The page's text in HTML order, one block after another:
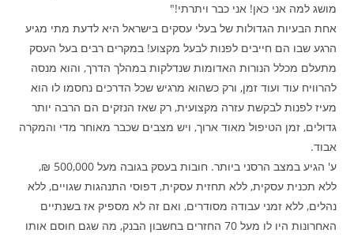
מושג למה אני כאן! אני כבר ויתרתי!"
אחת הבעיות הגדולות של בעלי עסקים בישראל היא לדעת מתי מגיע
הרגע שבו הם חייבים לפנות לבעל מקצוע! במקרים רבים בעל העסק
מתעלם מכלל הנורות האדומות שנדלקות במהלך הדרך, והוא מנסה
להרוויח עוד ועוד זמן, ורק כשהוא מרגיש שכל הדרכים נחסמו לו הוא
מעיז לפנות לבקשת עזרה מקצועית, רק שאז הנזקים הם הרבה יותר
גדולים, זמן הטיפול מאוד ארוך, ויש מצבים שכבר מאוחר מדי והמקרה
אבוד.
ע' הגיע במצב הרסני ביותר. חובות בעסק בגובה מעל 500,000 ₪,
ללא תכנית עסקית, ללא תחזית עסקית, דפוסי התנהגות שגויים, ללא
נהלים, ללא זמני עבודה מסודרים, ואם זה לא מספיק אז בשנתיים
האחרונות היו לו מעל 70 החזרים בחשבון הבנק, מה שגם חוסם אותו